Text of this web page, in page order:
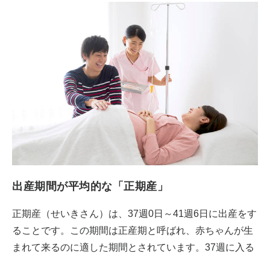
出産期間が平均的な「正期産」
正期産（せいきさん）は、37週0日～41週6日に出産をす
ることです。この期間は正産期と呼ばれ、赤ちゃんが生
まれて来るのに適した期間とされています。37週に入る